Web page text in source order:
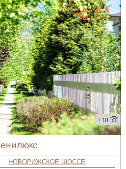
+10
Бенилюкс
НОВОРИЖСКОЕ ШОССЕ